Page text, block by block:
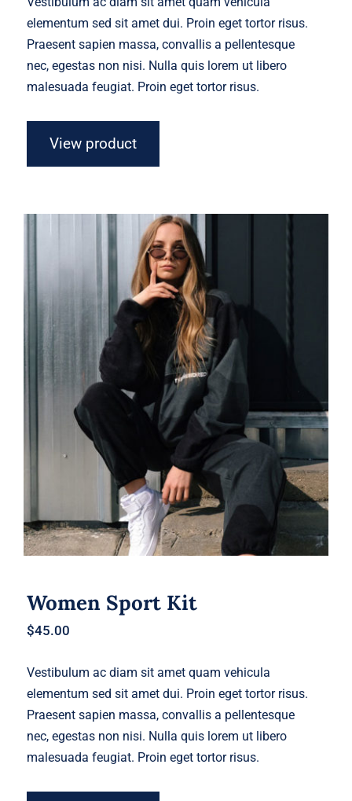
elementum sed sit amet dui. Proin eget tortor risus.
Praesent sapien massa, convallis a pellentesque
nec, egestas non nisi. Nulla quis lorem ut libero
malesuada feugiat. Proin eget tortor risus.
View product
Women Sport Kit
Women Sport Kit
$45.00
Vestibulum ac diam sit amet quam vehicula
elementum sed sit amet dui. Proin eget tortor risus.
Praesent sapien massa, convallis a pellentesque
nec, egestas non nisi. Nulla quis lorem ut libero
malesuada feugiat. Proin eget tortor risus.